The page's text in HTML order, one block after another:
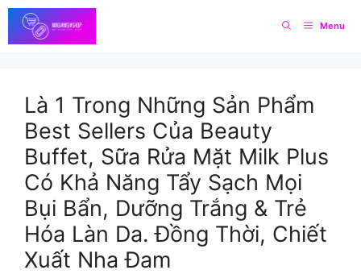
Skip
to
content
Menu
Là 1 Trong Những Sản Phẩm
Best Sellers Của Beauty
Buffet, Sữa Rửa Mặt Milk Plus
Có Khả Năng Tẩy Sạch Mọi
Bụi Bẩn, Dưỡng Trắng & Trẻ
Hóa Làn Da. Đồng Thời, Chiết
Xuất Nha Đam